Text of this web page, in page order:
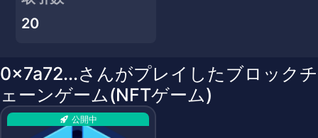
20
0x7a72...さんがプレイしたブロックチ
ェーンゲーム(NFTゲーム)
公開中